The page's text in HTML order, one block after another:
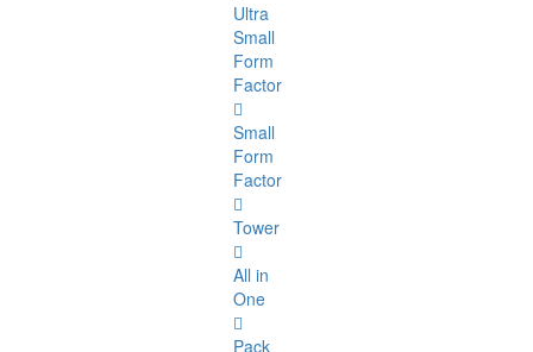
Ultra
Small
Form
Factor
Small
Form
Factor
Tower
All in
One
Pack